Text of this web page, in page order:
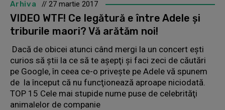
Arhiva // 27 martie 2017
VIDEO WTF! Ce legătură e între Adele şi
triburile maori? Vă arătăm noi!
Dacă de obicei atunci când mergi la un concert eşti
curios să ştii la ce să te aşepţi şi faci zeci de căutări
pe Google, în ceea ce-o priveşte pe Adele vă spunem
de la început că nu funcţionează aproape niciodată.
TOP 15 Cele mai stupide nume puse de celebrităţi
animalelor de companie